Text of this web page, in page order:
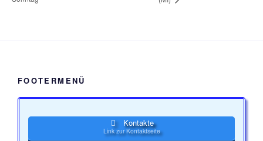
FOOTERMENÜ
Kontakte
Link zur Kontaktseite